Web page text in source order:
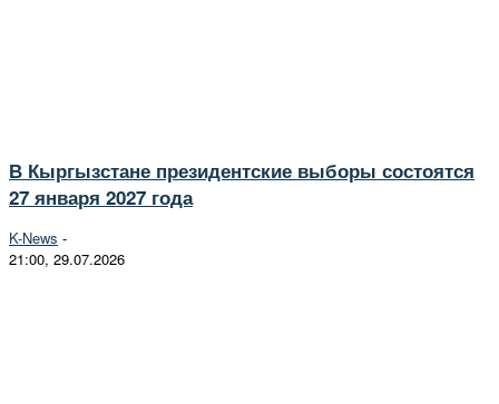
В Кыргызстане президентские выборы состоятся
27 января 2027 года
K-News -
21:00, 29.07.2026